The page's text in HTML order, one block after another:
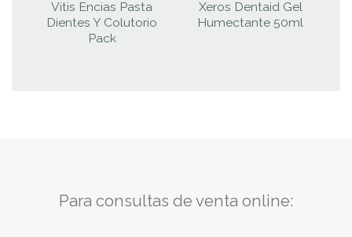
Vitis Encias Pasta
Dientes Y Colutorio
Pack
Xeros Dentaid Gel
Humectante 50ml
Para consultas de venta online: